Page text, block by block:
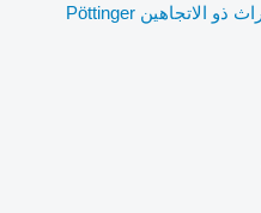
المحراث ذو الاتجاهين Pöttinger